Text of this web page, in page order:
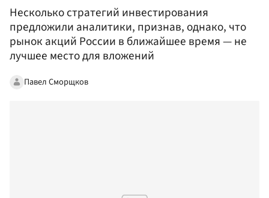
Несколько стратегий инвестирования
предложили аналитики, признав, однако, что
рынок акций России в ближайшее время — не
лучшее место для вложений
Павел Сморщков